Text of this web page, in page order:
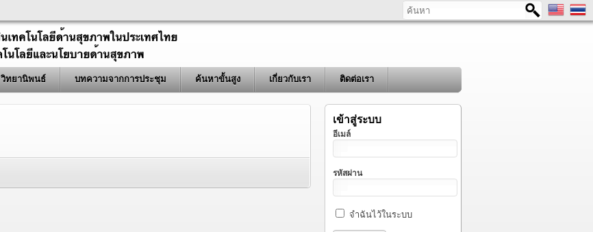
ค้นหา
วิทยานิพนธ์ บทความจากการประชุม ค้นหาขั้นสูง เกี่ยวกับเรา ติดต่อเรา
เข้าสู่ระบบ
อีเมล์
รหัสผ่าน
จำฉันไว้ในระบบ